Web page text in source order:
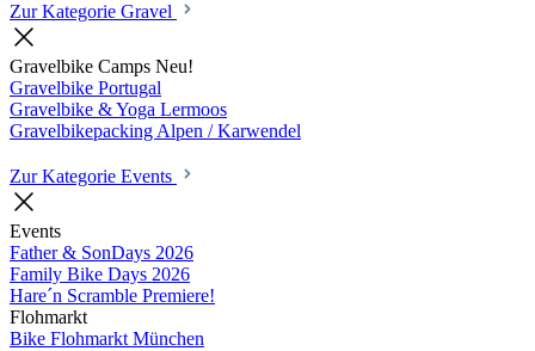
Zur Kategorie Gravel
Gravelbike Camps Neu!
Gravelbike Portugal
Gravelbike & Yoga Lermoos
Gravelbikepacking Alpen / Karwendel
Zur Kategorie Events
Events
Father & SonDays 2026
Family Bike Days 2026
Hare´n Scramble Premiere!
Flohmarkt
Bike Flohmarkt München